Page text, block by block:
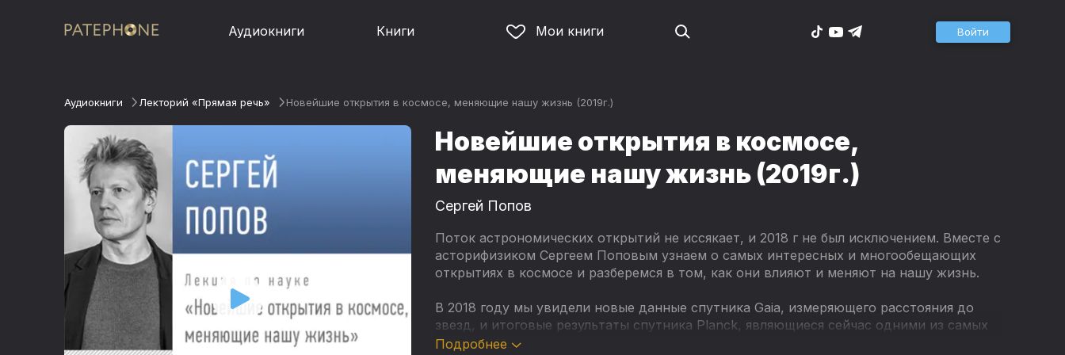
Аудиокниги Книги Мои книги Войти
Аудиокниги Лекторий «Прямая речь» Новейшие открытия в космосе, меняющие нашу жизнь (2019г.)
Новейшие открытия в космосе,
меняющие нашу жизнь (2019г.)
Сергей Попов
Поток астрономических открытий не иссякает, и 2018 г не был исключением. Вместе с
асторифизиком Сергеем Поповым узнаем о самых интересных и многообещающих
открытиях в космосе и разберемся в том, как они влияют и меняют на нашу жизнь.
В 2018 году мы увидели новые данные спутника Gaia, измеряющего расстояния до
звезд, и итоговые результаты спутника Planck, являющиеся сейчас одними из самых
важных в космологии.
Подробнее